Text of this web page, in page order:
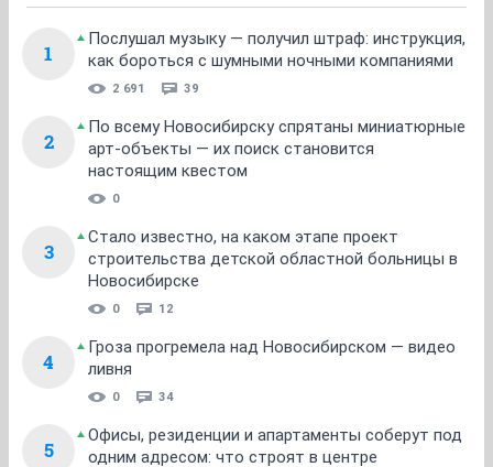
1
Послушал музыку — получил штраф: инструкция,
как бороться с шумными ночными компаниями
2 691 39
2
По всему Новосибирску спрятаны миниатюрные
арт-объекты — их поиск становится
настоящим квестом
0
3
Стало известно, на каком этапе проект
строительства детской областной больницы в
Новосибирске
0 12
4
Гроза прогремела над Новосибирском — видео
ливня
0 34
5
Офисы, резиденции и апартаменты соберут под
одним адресом: что строят в центре